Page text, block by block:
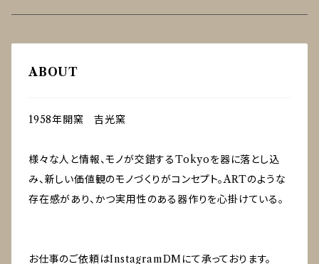
Bowl
Plate
Clack series
Shinogi series
Cup
Bowl
#96
Cup
花器
一輪挿し
ABOUT
1958年開窯 吉光窯
様々な人と情報、モノが交錯するTokyoを器に落とし込
み、新しい価値観のモノづくりがコンセプト。ARTのような
存在感があり、かつ実用性のある器作りを心掛けている。
お仕事のご依頼はInstagramDMにて承っております。